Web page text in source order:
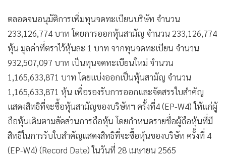
ตลอดจนอนุมัติการเพิ่มทุนจดทะเบียนบริษัท จำนวน
233,126,774 บาท โดยการออกหุ้นสามัญ จำนวน 233,126,774
หุ้น มูลค่าที่ตราไว้หุ้นละ 1 บาท จากทุนจดทะเบียน จำนวน
932,507,097 บาท เป็นทุนจดทะเบียนใหม่ จำนวน
1,165,633,871 บาท โดยแบ่งออกเป็นหุ้นสามัญ จำนวน
1,165,633,871 หุ้น เพื่อรองรับการออกและจัดสรรใบสำคัญ
แสดงสิทธิที่จะซื้อหุ้นสามัญของบริษัทฯ ครั้งที่4 (EP-W4) ให้แก่ผู้
ถือหุ้นเดิมตามสัดส่วนการถือหุ้น โดยกำหนดรายชื่อผู้ถือหุ้นที่มี
สิทธิในการรับใบสําคัญแสดงสิทธิที่จะซื้อหุ้นของบริษัท ครั้งที่ 4
(EP-W4) (Record Date) ในวันที่ 28 เมษายน 2565